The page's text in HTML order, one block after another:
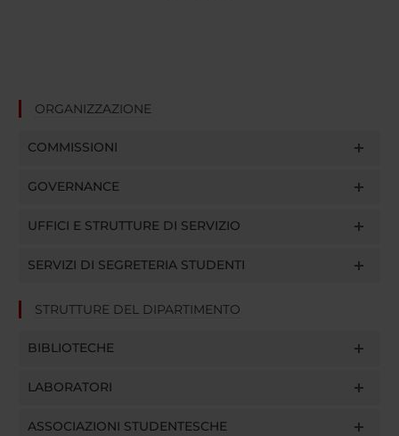
ORGANIZZAZIONE
COMMISSIONI
GOVERNANCE
UFFICI E STRUTTURE DI SERVIZIO
SERVIZI DI SEGRETERIA STUDENTI
STRUTTURE DEL DIPARTIMENTO
BIBLIOTECHE
LABORATORI
ASSOCIAZIONI STUDENTESCHE